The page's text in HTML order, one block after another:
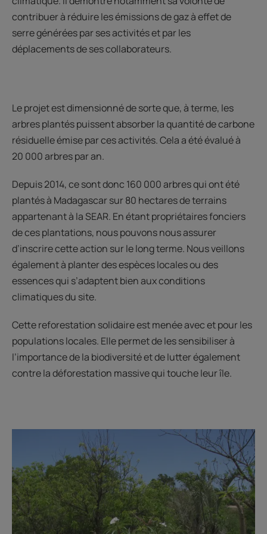
contribuer à réduire les émissions de gaz à effet de
serre générées par ses activités et par les
déplacements de ses collaborateurs.
Le projet est dimensionné de sorte que, à terme, les
arbres plantés puissent absorber la quantité de carbone
résiduelle émise par ces activités. Cela a été évalué à
20 000 arbres par an.
Depuis 2014, ce sont donc 160 000 arbres qui ont été
plantés à Madagascar sur 80 hectares de terrains
appartenant à la SEAR. En étant propriétaires fonciers
de ces plantations, nous pouvons nous assurer
d’inscrire cette action sur le long terme. Nous veillons
également à planter des espèces locales ou des
essences qui s’adaptent bien aux conditions
climatiques du site.
Cette reforestation solidaire est menée avec et pour les
populations locales. Elle permet de les sensibiliser à
l’importance de la biodiversité et de lutter également
contre la déforestation massive qui touche leur île.